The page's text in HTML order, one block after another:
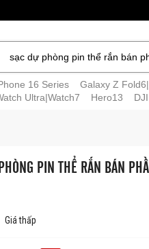
16 Series
Galaxy Z
Ultra|Watch7
Hero13
PIN THỂ RẮN BÁN
Giá thấp